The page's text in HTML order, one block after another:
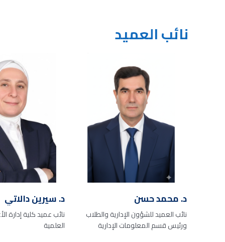
نائب العميد
د. محمد حسن
نائب العميد للشؤون الإدارية والطلاب
ورئيس قسم المعلومات الإدارية
د. سيرين دالاتي
نائب عميد كلية إدارة
العلمية